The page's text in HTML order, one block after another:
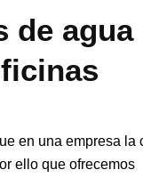
de agua
en una empresa la
ello que ofrecemos